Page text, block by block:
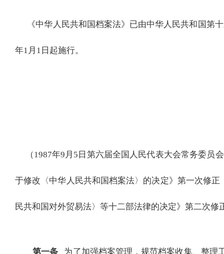
《中华人民共和国档案法》已由中华人民共和国第
年1月1日起施行。
（1987年9月5日第六届全国人民代表大会常务委员
于修改〈中华人民共和国档案法〉的决定》第一次修
民共和国对外贸易法〉等十二部法律的决定》第二次
第一条 为了加强档案管理，规范档案收集、整理